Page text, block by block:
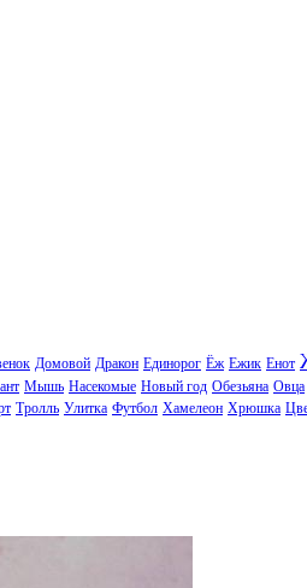
Домовой Дракон Единорог Ёж Ежик Енот
Мышь Насекомые Новый год Обезьяна Овца
Тролль Улитка Футбол Хамелеон Хрюшка